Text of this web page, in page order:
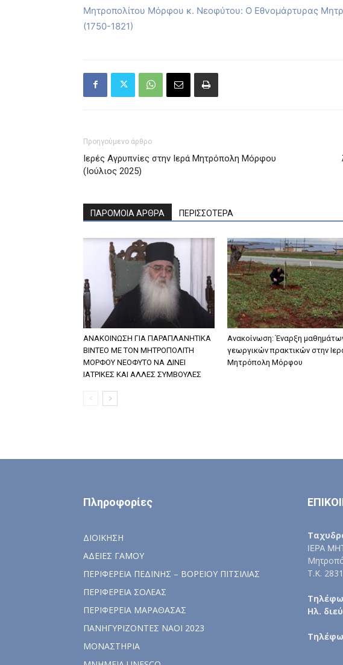
Μητροπολίτου Μόρφου κ. Νεοφύτου: Ο Εθνομάρτυρας
(1750-1821)
Προηγούμενο άρθρο
Ιερές Αγρυπνίες στην Ιερά Μητρόπολη Μόρφου
(Ιούλιος 2025)
ΠΑΡΟΜΟΙΑ ΑΡΘΡΑ ΠΕΡΙΣΣΟΤΕΡΑ
ΑΝΑΚΟΙΝΩΣΗ ΓΙΑ ΠΑΡΑΠΛΑΝΗΤΙΚΑ
ΒΙΝΤΕΟ ΜΕ ΤΟΝ ΜΗΤΡΟΠΟΛΙΤΗ
ΜΟΡΦΟΥ ΝΕΟΦΥΤΟ ΝΑ ΔΙΝΕΙ
ΙΑΤΡΙΚΕΣ ΚΑΙ ΑΛΛΕΣ ΣΥΜΒΟΥΛΕΣ
Ανακοίνωση: Έναρξη
γεωργικών πρακτικών στην
Μητρόπολη Μόρφου
Πληροφορίες
ΔΙΟΙΚΗΣΗ
ΑΔΕΙΕΣ ΓΑΜΟΥ
ΠΕΡΙΦΕΡΕΙΑ ΠΕΔΙΝΗΣ – ΒΟΡΕΙΟΥ ΠΙΤΣΙΛΙΑΣ
ΠΕΡΙΦΕΡΕΙΑ ΣΟΛΕΑΣ
ΠΕΡΙΦΕΡΕΙΑ ΜΑΡΑΘΑΣΑΣ
ΠΑΝΗΓΥΡΙΖΟΝΤΕΣ ΝΑΟΙ 2023
ΜΟΝΑΣΤΗΡΙΑ
ΙΕΡΑ
Τ.Κ.
Ηλ.